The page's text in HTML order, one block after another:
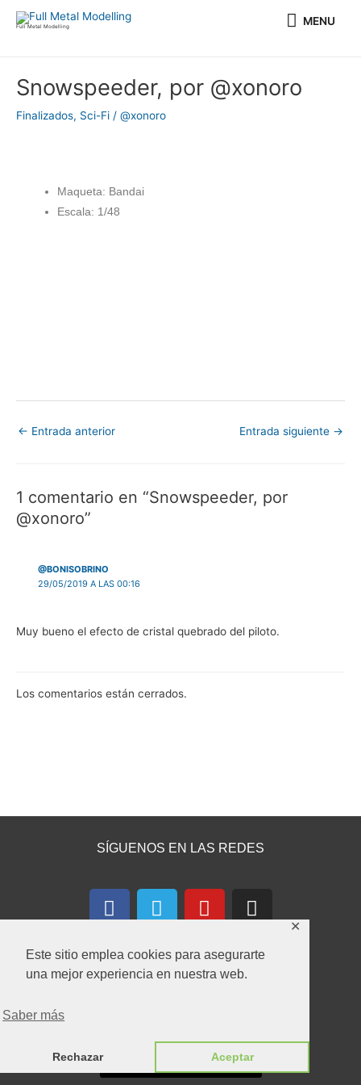
Este sitio emplea cookies para asegurarte
una mejor experiencia en nuestra web.
Saber más
Rechazar Aceptar
✕
Full Metal Modelling MENU
MENU
Snowspeeder, por @xonoro
Finalizados, Sci-Fi / @xonoro
Maqueta: Bandai
Escala: 1/48
de
← Entrada anterior Entrada siguiente →
1 comentario en “Snowspeeder, por
@xonoro”
@BONISOBRINO
29/05/2019 A LAS 00:16
Muy bueno el efecto de cristal quebrado del piloto.
Los comentarios están cerrados.
SÍGUENOS EN LAS REDES
F
a
e
b
T
e
e
g
m
Y
o
t
u
I
n
t
a
m
Formulario de Contacto